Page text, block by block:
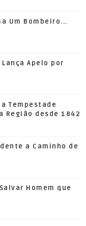
Um Bombeiro...
Apelo por
Tempestade
Região desde 1842
a Caminho de
Homem que